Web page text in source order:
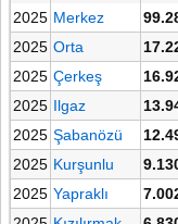
2025 Merkez
2025 Orta
2025 Çerkeş
2025 Ilgaz
2025 Şabanözü
2025 Kurşunlu
2025 Yapraklı